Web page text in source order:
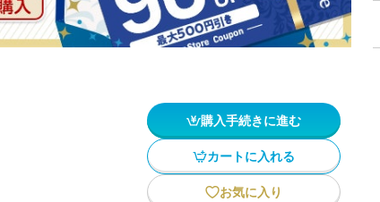
購入手続きに進む
カートに入れる
お気に入り